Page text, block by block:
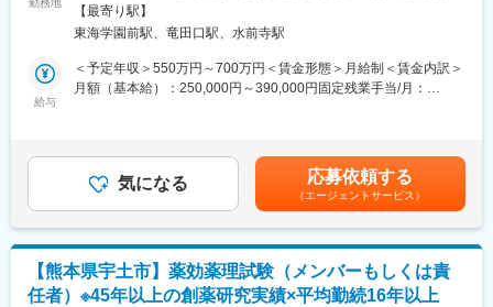
これまで外部ベンダー中心だったシステム開発・運用体制につい
て内製化を推進しています。
今回ご入社いただく方には、ITの専門知識を活かしながら現場課
題を整理し、システム開発や業務プロセスの改善をリードしてい
社内SEとして、社内システムの運用・改善からDX推進まで幅広
くお任せします。
・外部開発ベンダーとの折衝・進捗管理・品質管理
・生成AI（ChatGPT等）や自動化ツールを活用した業務改善提案
・DX推進に関する企画立案および実行
勤務地
面禁煙変更の範囲：無
【最寄り駅】
東海学園前駅、竜田口駅、水前寺駅
給与
＜予定年収＞550万円～700万円＜賃金形態＞月給制＜賃金内訳＞
月額（基本給）：250,000円～390,000円固定残業手当/月：
賞与：年2回 ※前年度実績3.0ヶ月■昇給：年1回賃金はあくまで
も目安の金額であり、選考を通じて上下する可能性があります。
月給(月額)は固定手当を含めた表記です。
気になる 応募依頼する
（エージェントサービス）
【熊本県宇土市】薬効薬理試験（メンバーもしくは責
任者）※45年以上の創薬研究実績×平均勤続16年以上